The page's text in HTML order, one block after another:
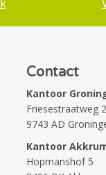
Contact
Kantoor
Friesestraatweg
9743 AD
Kantoor
Hopmanshof 5